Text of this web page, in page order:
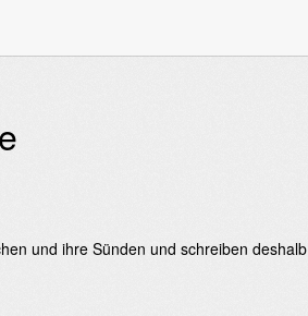
und ihre Sünden und schreiben deshalb